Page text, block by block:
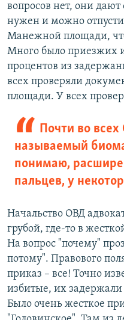
вопросов нет, они
нужен и можно
Манежной площади,
Много было приезжих
процентов из
всех проверяли
площади. У всех
Почти во
называемый
понимаю,
пальцев, у
Начальство ОВД
грубой, где-то в
На вопрос "почему"
потому". Правового
приказ – все! Точно
избитые, их задержали
Было очень жесткое